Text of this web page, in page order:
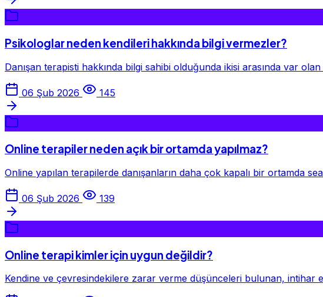
Psikologlar neden kendileri hakkında bilgi vermezler?
Danışan terapisti hakkında bilgi sahibi olduğunda ikisi arasında var
06 Şub 2026 145
Online terapiler neden açık bir ortamda yapılmaz?
Online yapılan terapilerde danışanların daha çok kapalı bir ortamda
06 Şub 2026 139
Online terapi kimler için uygun değildir?
Kendine ve çevresindekilere zarar verme düşünceleri bulunan, intihar